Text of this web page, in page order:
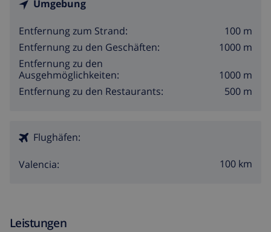
Umgebung
Entfernung zum Strand:
100 m
Entfernung zu den Geschäften:
1000 m
Entfernung zu den
Ausgehmöglichkeiten:
1000 m
Entfernung zu den Restaurants:
500 m
Flughäfen:
Valencia: 100 km
Leistungen